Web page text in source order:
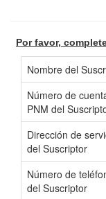
Por favor,
Nombre del
Número de
PNM del
Dirección de
del Suscriptor
Número de
del Suscriptor